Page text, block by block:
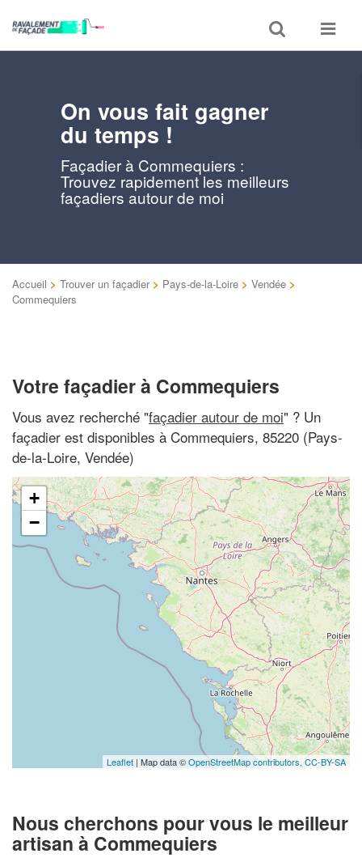
Toggle
search
Toggle
On vous fait gagner
du temps !
Façadier à Commequiers :
Trouvez rapidement les meilleurs
façadiers autour de moi
Accueil > Trouver un façadier > Pays-de-la-Loire > Vendée >
Commequiers
Votre façadier à Commequiers
Vous avez recherché "façadier autour de moi" ? Un
façadier est disponibles à Commequiers, 85220 (Pays-
de-la-Loire, Vendée)
+
−
Leaflet | Map data ©OpenStreetMap contributors,CC-BY-SA
Nous cherchons pour vous le meilleur
artisan à Commequiers